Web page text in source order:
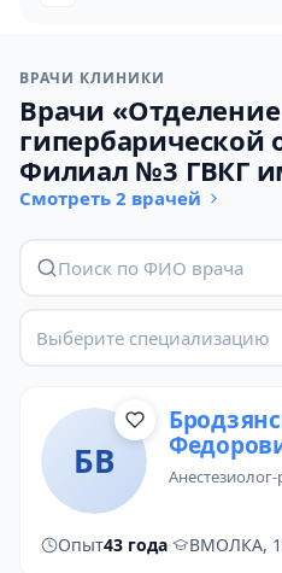
ВРАЧИ КЛИНИКИ
Врачи «Отделение
гипербарической
Филиал №3 ГВКГ
Смотреть 2 врачей
Выберите специализацию
БВ
Опыт43 года· ВМОЛКА,